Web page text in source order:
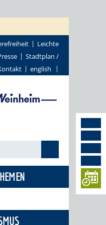
Leichte
Stadtplan /
english